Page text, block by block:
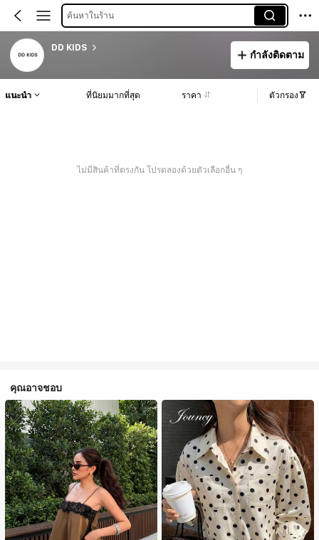
ค้นหาในร้าน
DD KIDS
กำลังติดตาม
แนะนำ ที่นิยมมากที่สุด ราคา ตัวกรอง
ไม่มีสินค้าที่ตรงกัน โปรดลองด้วยตัวเลือกอื่น ๆ
คุณอาจชอบ